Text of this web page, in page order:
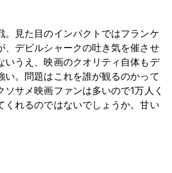
。見た目のインパクトではフランケ
、デビルシャークの吐き気を催させ
いうえ、映画のクオリティ自体もデ
い。問題はこれを誰が観るのかって
ソサメ映画ファンは多いので1万人く
くれるのではないでしょうか。甘い